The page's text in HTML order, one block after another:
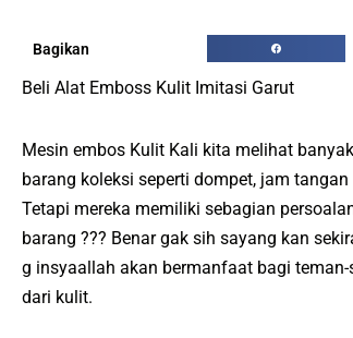
Bagikan
Beli Alat Emboss Kulit Imitasi Garut
Mesin embos Kulit Kali kita melihat
barang koleksi seperti dompet, jam
Tetapi mereka memiliki sebagian
barang ??? Benar gak sih sayang kan
g insyaallah akan bermanfaat bagi
dari kulit.